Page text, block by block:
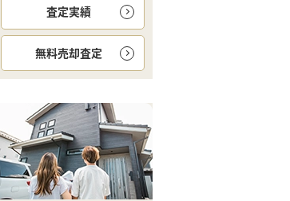
査定実績
無料売却査定